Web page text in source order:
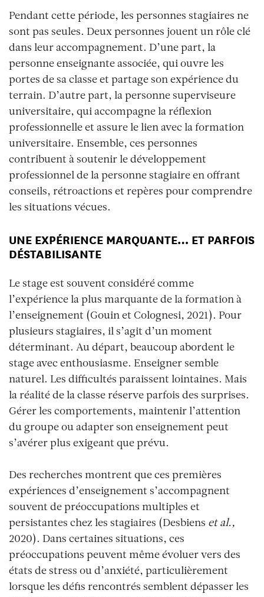
Pendant cette période, les personnes stagiaires ne
sont pas seules. Deux personnes jouent un rôle clé
dans leur accompagnement. D’une part, la
personne enseignante associée, qui ouvre les
portes de sa classe et partage son expérience du
terrain. D’autre part, la personne superviseure
universitaire, qui accompagne la réflexion
professionnelle et assure le lien avec la formation
universitaire. Ensemble, ces personnes
contribuent à soutenir le développement
professionnel de la personne stagiaire en offrant
conseils, rétroactions et repères pour comprendre
les situations vécues.
UNE EXPÉRIENCE MARQUANTE… ET PARFOIS
DÉSTABILISANTE
Le stage est souvent considéré comme
l’expérience la plus marquante de la formation à
l’enseignement (Gouin et Colognesi, 2021). Pour
plusieurs stagiaires, il s’agit d’un moment
déterminant. Au départ, beaucoup abordent le
stage avec enthousiasme. Enseigner semble
naturel. Les difficultés paraissent lointaines. Mais
la réalité de la classe réserve parfois des surprises.
Gérer les comportements, maintenir l’attention
du groupe ou adapter son enseignement peut
s’avérer plus exigeant que prévu.
Des recherches montrent que ces premières
expériences d’enseignement s’accompagnent
souvent de préoccupations multiples et
persistantes chez les stagiaires (Desbiens et al.,
2020). Dans certaines situations, ces
préoccupations peuvent même évoluer vers des
états de stress ou d’anxiété, particulièrement
lorsque les défis rencontrés semblent dépasser les